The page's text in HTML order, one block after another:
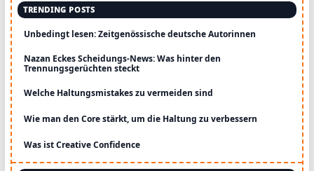
TRENDING POSTS
Unbedingt lesen: Zeitgenössische deutsche Autorinnen
Nazan Eckes Scheidungs-News: Was hinter den
Trennungsgerüchten steckt
Welche Haltungsmistakes zu vermeiden sind
Wie man den Core stärkt, um die Haltung zu verbessern
Was ist Creative Confidence